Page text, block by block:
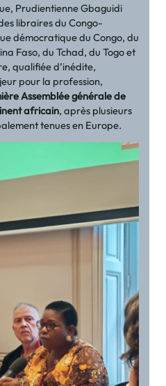
Prudientienne Gbaguidi
libraires du Congo-
démocratique du Congo, du
Faso, du Tchad, du Togo et
qualifiée d’inédite,
pour la profession,
Assemblée générale de
africain, après plusieurs
tenues en Europe.